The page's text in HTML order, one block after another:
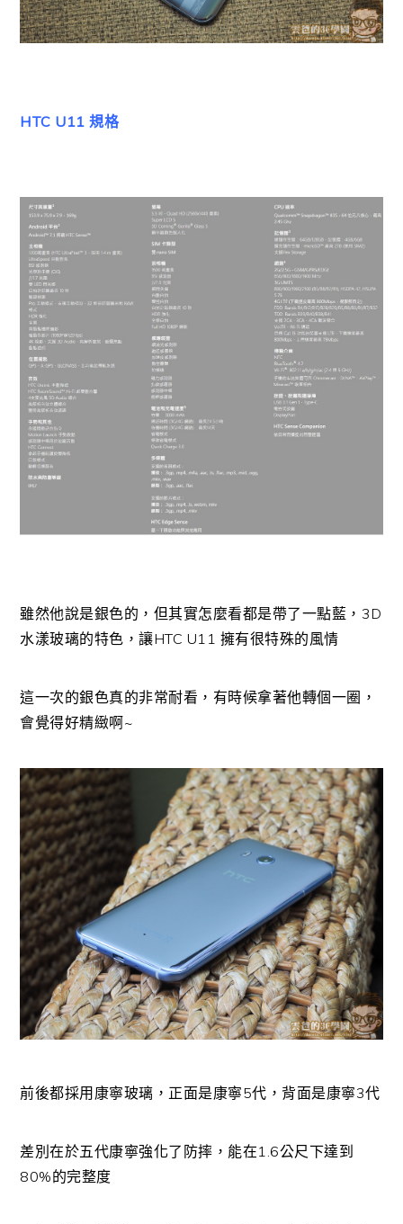
HTC U11 規格
雖然他說是銀色的，但其實怎麼看都是帶了一點藍，3D
水漾玻璃的特色，讓HTC U11 擁有很特殊的風情
這一次的銀色真的非常耐看，有時候拿著他轉個一圈，
會覺得好精緻啊~
前後都採用康寧玻璃，正面是康寧5代，背面是康寧3代
差別在於五代康寧強化了防摔，能在1.6公尺下達到
80%的完整度